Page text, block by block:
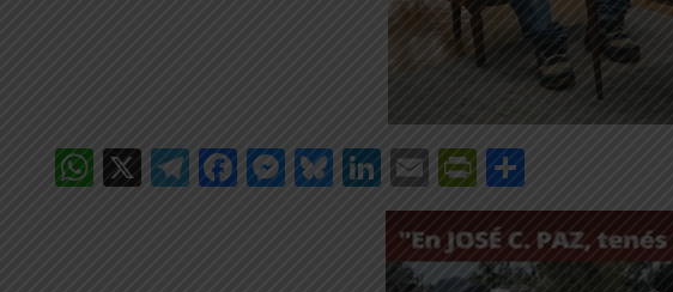
WhatsApp
X Telegram
Facebook
Messenger
Bluesky
LinkedIn
EmailPrintFriendly